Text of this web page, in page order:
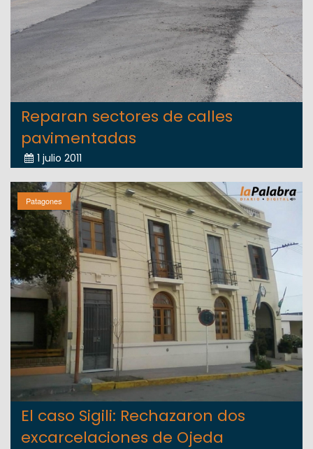
Reparan sectores de calles
pavimentadas
1 julio 2011
Patagones
El caso Sigili: Rechazaron dos
excarcelaciones de Ojeda